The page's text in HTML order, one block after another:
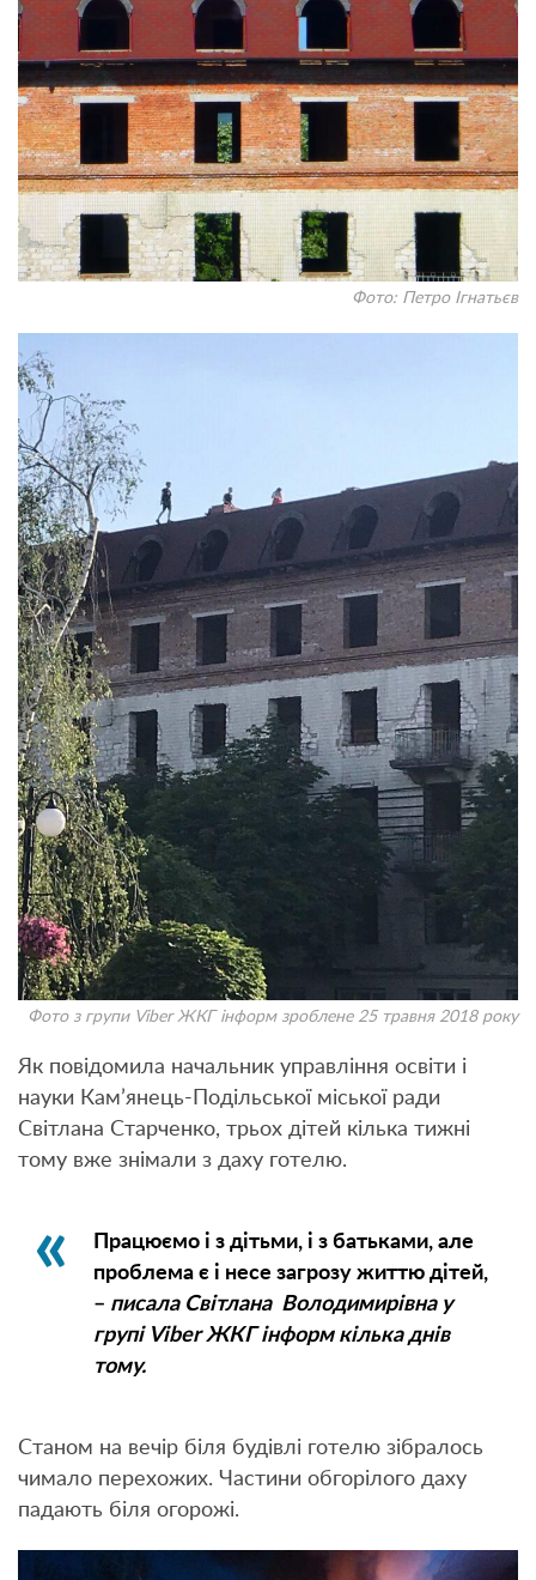
Фото: Петро Ігнатьєв
Фото з групи Viber ЖКГ інформ зроблене 25 травня 2018 року
Як повідомила начальник управління освіти і
науки Кам’янець-Подільської міської ради
Світлана Старченко, трьох дітей кілька тижні
тому вже знімали з даху готелю.
Працюємо і з дітьми, і з батьками, але
проблема є і несе загрозу життю дітей,
– писала Світлана Володимирівна у
групі Viber ЖКГ інформ кілька днів
тому.
Станом на вечір біля будівлі готелю зібралось
чимало перехожих. Частини обгорілого даху
падають біля огорожі.